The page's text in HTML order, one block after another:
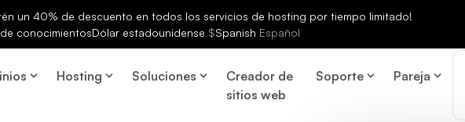
un 40% de descuento en todos los servicios de hosting por tiempo limitado!
conocimientosDólar estadounidense $Spanish Español
Hosting Soluciones
Creador de
sitios web
Soporte Pareja